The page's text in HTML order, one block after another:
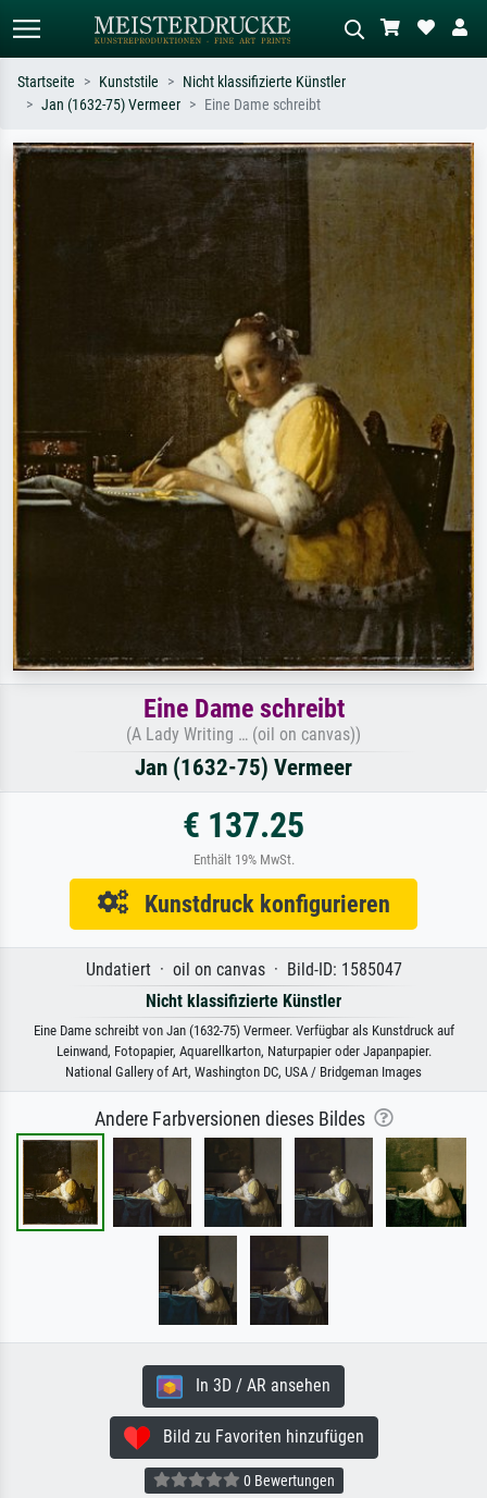
Suchen Sie nach Künstlern, Werktiteln
Sternennacht, Impressionismus, Welle
Beschreiben Sie die Szene – z.B. Grüne
Wiese, Abstrakt mit viel Rot, Dunkles
Ölgemälde, Stehender Akt neben einem
Startseite Kunststile
Nicht klassifizierte Künstler
Jan (1632-75) Vermeer
Eine Dame schreibt
Eine Dame schreibt
(A Lady Writing … (oil on canvas))
Jan (1632-75) Vermeer
€ 137.25
Enthält 19% MwSt.
Kunstdruck konfigurieren
Undatiert · oil on canvas · Bild-ID: 1585047
Nicht klassifizierte Künstler
Eine Dame schreibt von Jan (1632-75) Vermeer. Verfügbar als Kunstdruck auf
Leinwand, Fotopapier, Aquarellkarton, Naturpapier oder Japanpapier.
National Gallery of Art, Washington DC, USA / Bridgeman Images
Andere Farbversionen dieses Bildes
In 3D / AR ansehen
Bild zu Favoriten hinzufügen
0 Bewertungen